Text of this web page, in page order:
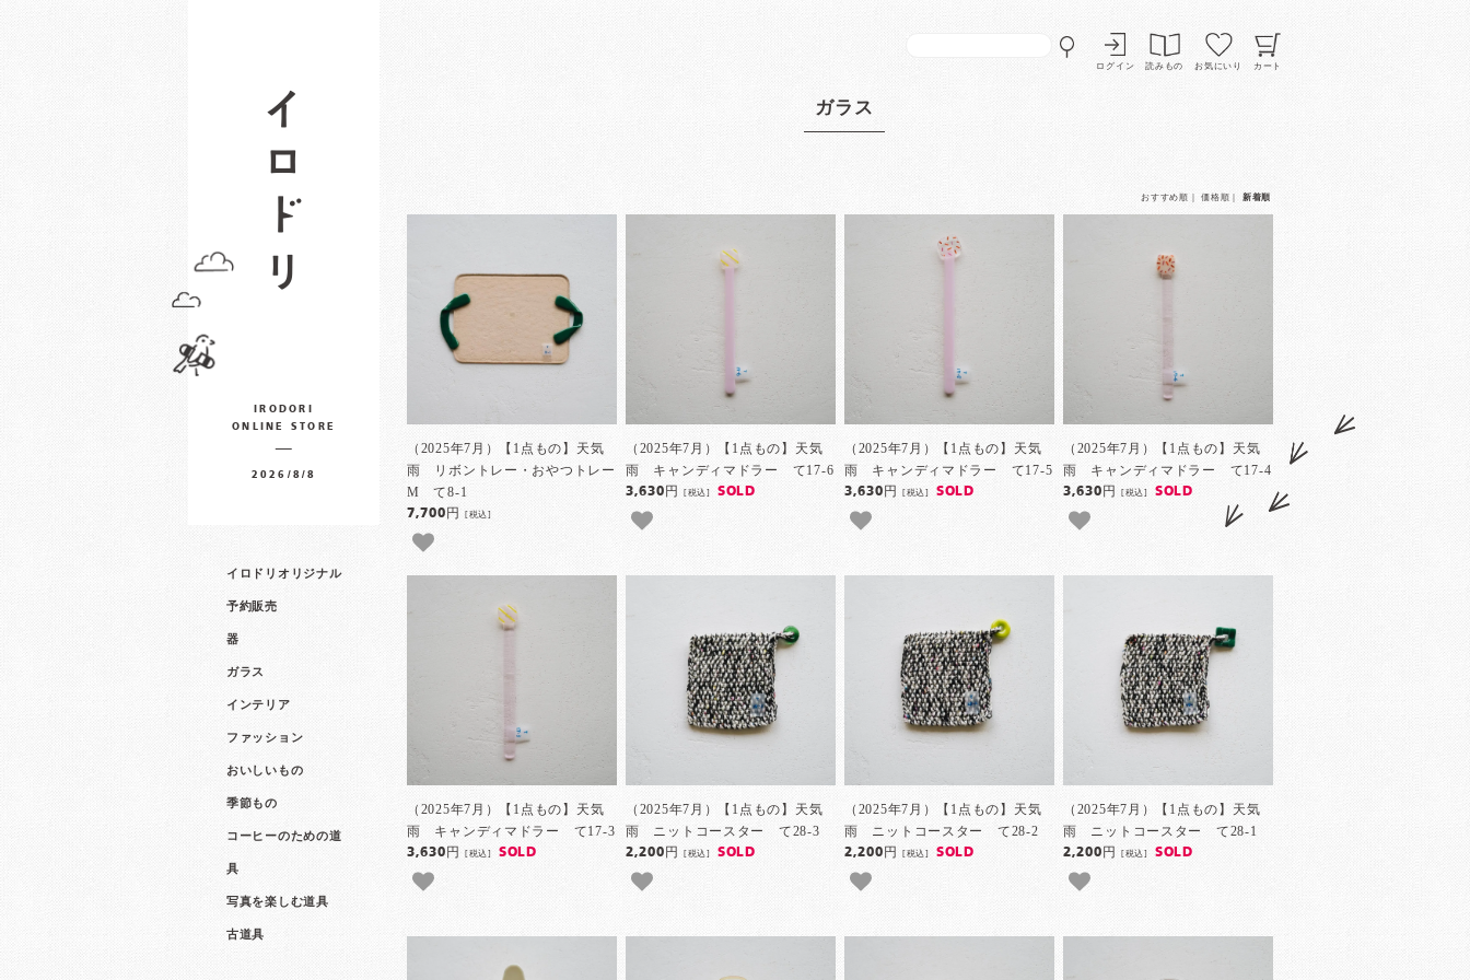
ログイン 読みもの お気にいり カート
IRODORI
ONLINE STORE
2026/8/8
イロドリオリジナル
予約販売
器
ガラス
インテリア
ファッション
おいしいもの
季節もの
コーヒーのための道
具
写真を楽しむ道具
古道具
ガラス
おすすめ順 ｜価格順 新着順
（2025年7月）【1点もの】天気
雨 リボントレー・おやつトレー
M て8-1
7,700円[税込]
（2025年7月）【1点もの】天気
雨 キャンディマドラー て17-6
3,630円[税込] SOLD
（2025年7月）【1点もの】天気
雨 キャンディマドラー て17-5
3,630円[税込] SOLD
（2025年7月）【1点もの】天気
雨 キャンディマドラー て17-4
3,630円[税込] SOLD
（2025年7月）【1点もの】天気
雨 キャンディマドラー て17-3
3,630円[税込] SOLD
（2025年7月）【1点もの】天気
雨 ニットコースター て28-3
2,200円[税込] SOLD
（2025年7月）【1点もの】天気
雨 ニットコースター て28-2
2,200円[税込] SOLD
（2025年7月）【1点もの】天気
雨 ニットコースター て28-1
2,200円[税込] SOLD